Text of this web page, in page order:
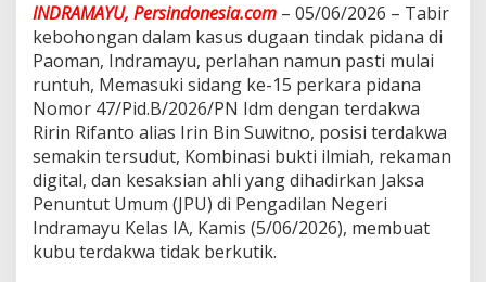
u
r
k
a
n
N
a
r
a
i
‘
C
INDRAMAYU, Persindonesia.com – 05/06/2026 – Tabir
kebohongan dalam kasus dugaan tindak pidana di
Paoman, Indramayu, perlahan namun pasti mulai
runtuh, Memasuki sidang ke-15 perkara pidana
Nomor 47/Pid.B/2026/PN Idm dengan terdakwa
Ririn Rifanto alias Irin Bin Suwitno, posisi terdakwa
semakin tersudut, Kombinasi bukti ilmiah, rekaman
digital, dan kesaksian ahli yang dihadirkan Jaksa
Penuntut Umum (JPU) di Pengadilan Negeri
Indramayu Kelas IA, Kamis (5/06/2026), membuat
kubu terdakwa tidak berkutik.